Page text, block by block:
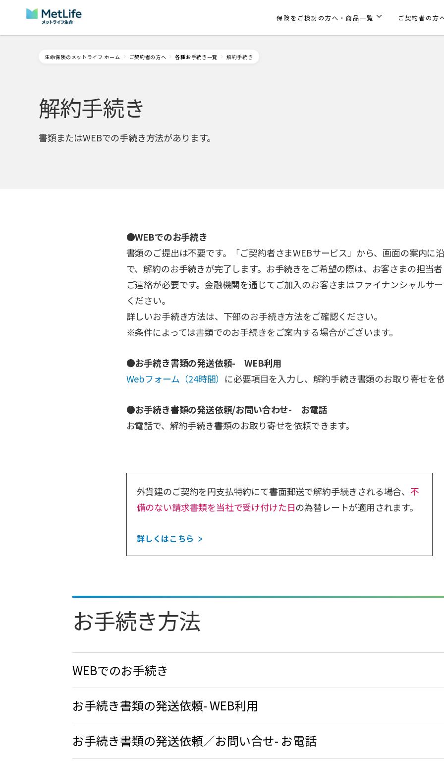
Skip Navigation
保険をご検討の方へ・商品一覧 ご契約者の方
生命保険のメットライフ ホーム ご契約者の方へ 各種お手続き一覧 解約手続き
解約手続き
書類またはWEBでの手続き方法があります。
●WEBでのお手続き
書類のご提出は不要です。「ご契約者さまWEBサービス」から、画面の案内に
で、解約のお手続きが完了します。お手続きをご希望の際は、お客さまの担当
ご連絡が必要です。金融機関を通じてご加入のお客さまはファイナンシャルサ
ください。
詳しいお手続き方法は、下部のお手続き方法をご確認ください。
※条件によっては書類でのお手続きをご案内する場合がございます。
●お手続き書類の発送依頼- WEB利用
Webフォーム（24時間） に必要項目を入力し、解約手続き書類のお取り寄せを依
●お手続き書類の発送依頼/お問い合わせ- お電話
お電話で、解約手続き書類のお取り寄せを依頼できます。
外貨建のご契約を円支払特約にて書面郵送で解約手続きされる場合、不
備のない請求書類を当社で受け付けた日の為替レートが適用されます。
詳しくはこちら
お手続き方法
WEBでのお手続き
お手続き書類の発送依頼- WEB利用
お手続き書類の発送依頼／お問い合せ- お電話